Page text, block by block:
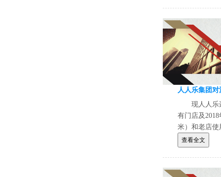
现人人乐
有门店及
米）和老店
T300e《180
台》、德力士
合资格的供
查看全文